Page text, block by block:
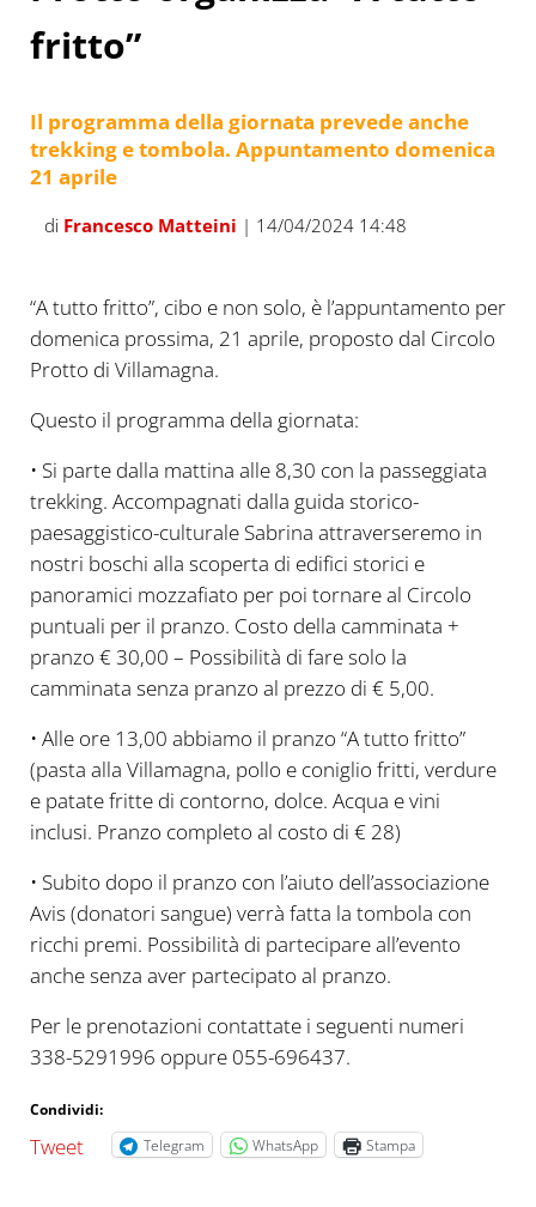
fritto”
Il programma della giornata prevede anche
trekking e tombola. Appuntamento domenica
21 aprile
di Francesco Matteini | 14/04/2024 14:48
“A tutto fritto”, cibo e non solo, è l’appuntamento per
domenica prossima, 21 aprile, proposto dal Circolo
Protto di Villamagna.
Questo il programma della giornata:
• Si parte dalla mattina alle 8,30 con la passeggiata
trekking. Accompagnati dalla guida storico-
paesaggistico-culturale Sabrina attraverseremo in
nostri boschi alla scoperta di edifici storici e
panoramici mozzafiato per poi tornare al Circolo
puntuali per il pranzo. Costo della camminata +
pranzo € 30,00 – Possibilità di fare solo la
camminata senza pranzo al prezzo di € 5,00.
• Alle ore 13,00 abbiamo il pranzo “A tutto fritto”
(pasta alla Villamagna, pollo e coniglio fritti, verdure
e patate fritte di contorno, dolce. Acqua e vini
inclusi. Pranzo completo al costo di € 28)
• Subito dopo il pranzo con l’aiuto dell’associazione
Avis (donatori sangue) verrà fatta la tombola con
ricchi premi. Possibilità di partecipare all’evento
anche senza aver partecipato al pranzo.
Per le prenotazioni contattate i seguenti numeri
338-5291996 oppure 055-696437.
Condividi:
Tweet Telegram WhatsApp Stampa